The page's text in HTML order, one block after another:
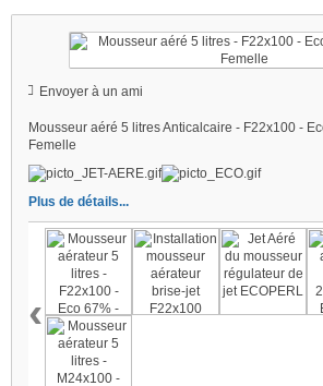
Envoyer à un ami
Mousseur aéré 5 litres Anticalcaire - F22x100 -
Femelle
Plus de détails...
‹